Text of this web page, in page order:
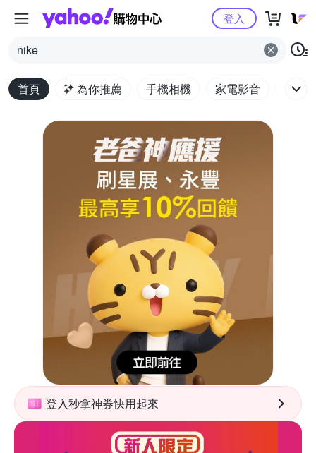
Yahoo購物中心
nike
登入
首頁 為你推薦 手機相機 家電影音 電腦
登入秒拿神券快用起來